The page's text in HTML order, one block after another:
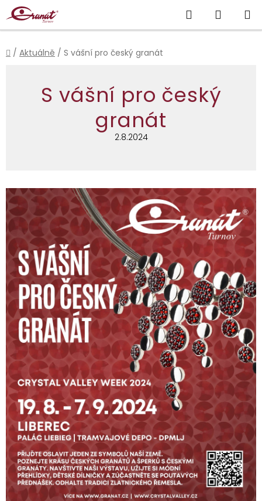
Přejít
na
obsah
Hledat
KOŠÍK
Domů
/ Aktuálně / S vášní pro český granát
S vášní pro český
granát
2.8.2024